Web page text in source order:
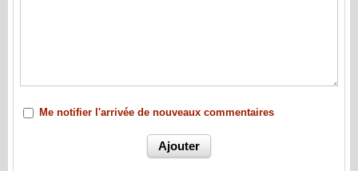
Me notifier l'arrivée de nouveaux commentaires